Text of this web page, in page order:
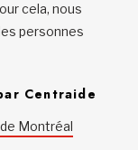
cela, nous
personnes
Centraide
Montréal